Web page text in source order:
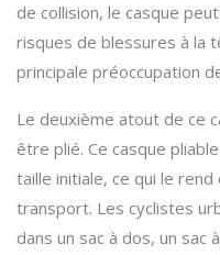
de collision, le casque
risques de blessures à la
principale préoccupation
Le deuxième atout de ce
être plié. Ce casque
taille initiale, ce qui le
transport. Les cyclistes
dans un sac à dos, un sac